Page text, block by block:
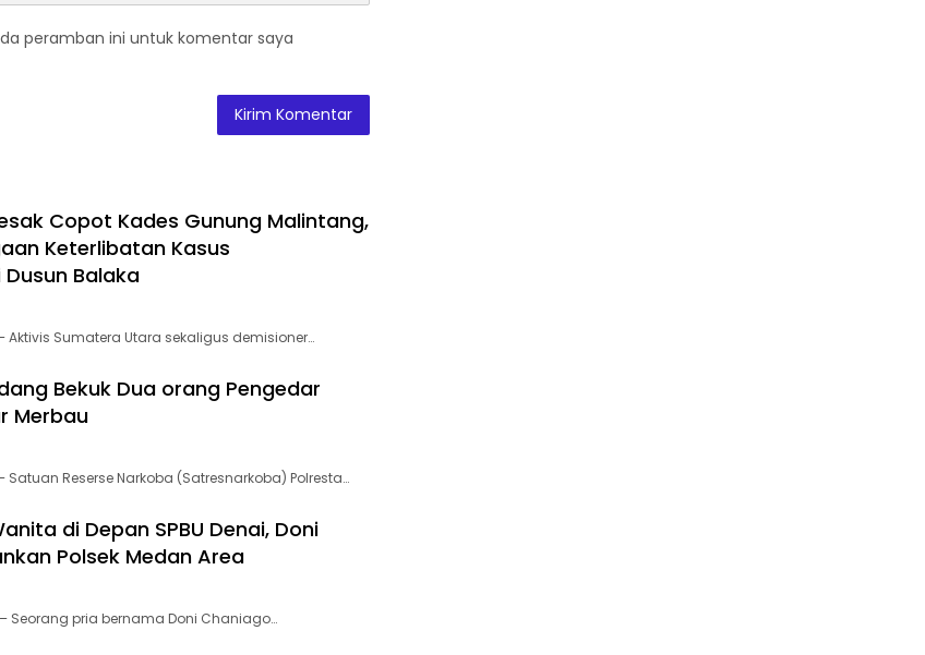
peramban ini untuk komentar saya
Copot Kades Gunung Malintang,
Keterlibatan Kasus
Balaka
Aktivis Sumatera Utara sekaligus demisioner…
Bekuk Dua orang Pengedar
Merbau
Reserse Narkoba (Satresnarkoba) Polresta…
di Depan SPBU Denai, Doni
Polsek Medan Area
Seorang pria bernama Doni Chaniago…